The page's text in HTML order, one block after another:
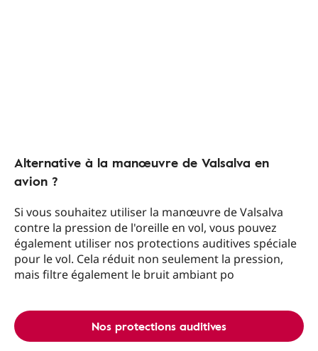
Alternative à la manœuvre de Valsalva en
avion ?
Si vous souhaitez utiliser la manœuvre de Valsalva
contre la pression de l'oreille en vol, vous pouvez
également utiliser nos protections auditives spéciale
pour le vol. Cela réduit non seulement la pression,
mais filtre également le bruit ambiant po
Nos protections auditives